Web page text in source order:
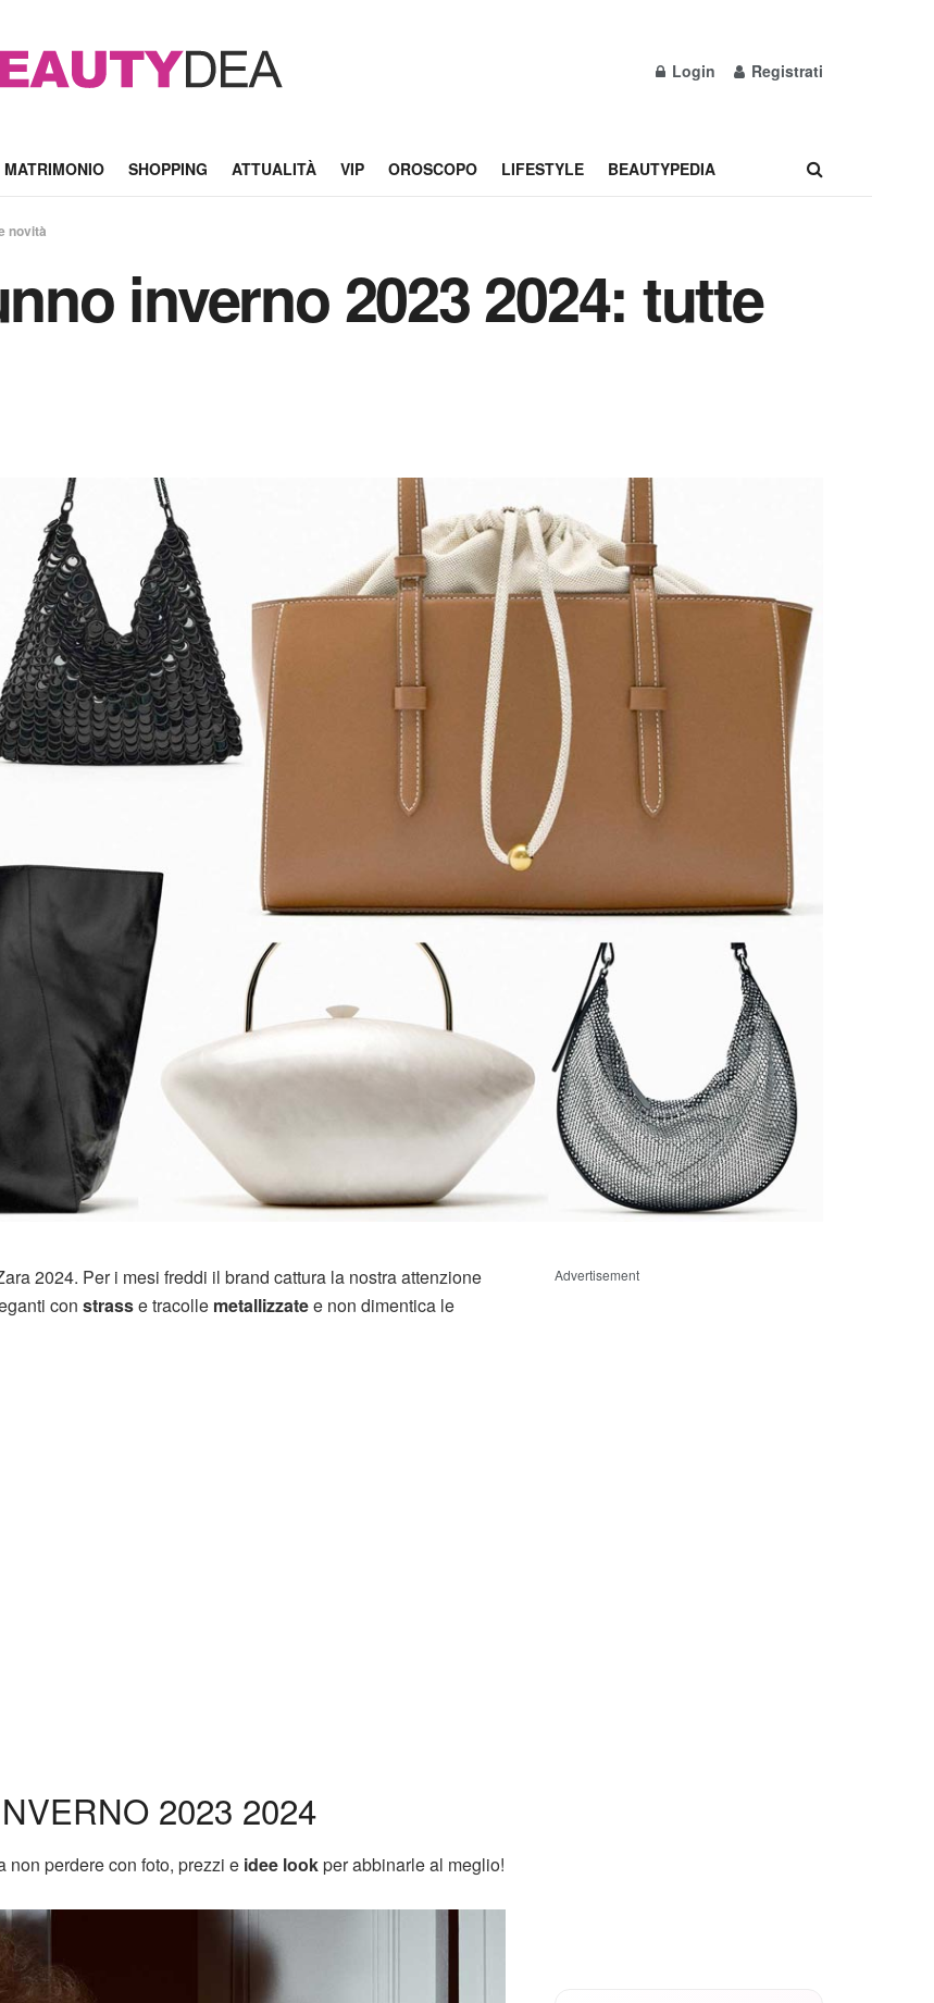
Login Registrati
MATRIMONIO SHOPPING ATTUALITÀ VIP OROSCOPO LIFESTYLE BEAUTYPEDIA
novità
inverno 2023 2024: tutte
2024. Per i mesi freddi il brand cattura la nostra attenzione
con strasse tracolle metallizzatee non dimentica le
2023 2024
non perdere con foto, prezzi e idee lookper abbinarle al meglio!
Advertisement